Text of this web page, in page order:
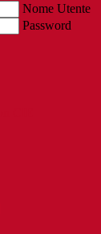
Nome Utente
Password